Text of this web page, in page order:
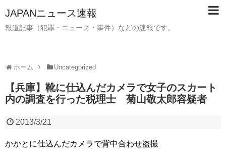
JAPANニュース速報
報道記事（犯罪・ニュース・事件）などの速報です。
ホーム Uncategorized
【兵庫】靴に仕込んだカメラで女子のスカート
内の調査を行った税理士 菊山敬太郎容疑者
2013/3/21
かかとに仕込んだカメラで背中合わせ盗撮